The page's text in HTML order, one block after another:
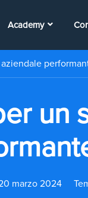
Academy
un
marzo 2024